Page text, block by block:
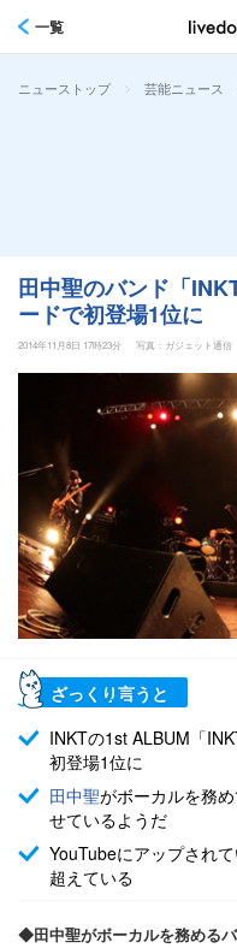
一覧
ニューストップ > 芸能ニュース
田中聖のバンド「
ードで初登場1位に
2014年11月8日 17時23分
写真：ガジェット通信
ざっくり言うと
INKTの1st ALBUM「
初登場1位に
田中聖がボーカルを務
せているようだ
YouTubeにアップされ
超えている
◆田中聖がボーカルを務めるバ